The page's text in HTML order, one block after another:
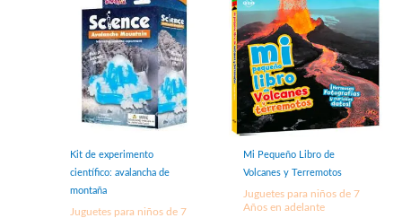
Kit de experimento
científico: avalancha de
montaña
Juguetes para niños de 7
Mi Pequeño Libro de
Volcanes y Terremotos
Juguetes para niños de 7
Años en adelante